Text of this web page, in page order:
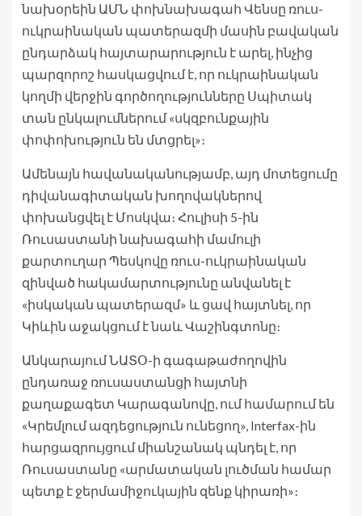
նախօրեին ԱՄՆ փոխնախագահ Վենսը ռուս-
ուկրաինական պատերազմի մասին բավական
ընդարձակ հայտարարություն է արել, ինչից
պարզորոշ հասկացվում է, որ ուկրաինական
կողմի վերջին գործողությունները Սպիտակ
տան ընկալումներում «սկզբունքային
փոփոխություն են մտցրել»։
Ամենայն հավանականությամբ, այդ մոտեցումը
դիվանագիտական խողովակներով
փոխանցվել է Մոսկվա։ Հուլիսի 5-ին
Ռուսաստանի նախագահի մամուլի
քարտուղար Պեսկովը ռուս-ուկրաինական
զինված հակամարտությունը անվանել է
«իսկական պատերազմ» և ցավ հայտնել, որ
Կիևին աջակցում է նաև Վաշինգտոնը։
Անկարայում ՆԱՏՕ-ի գագաթաժողովին
ընդառաջ ռուսաստանցի հայտնի
քաղաքագետ Կարագանովը, ում համարում են
«Կրեմլում ազդեցություն ունեցող», Interfax-ին
հարցազրույցում միանշանակ պնդել է, որ
Ռուսաստանը «արմատական լուծման համար
պետք է ջերմամիջուկային զենք կիրառի»։